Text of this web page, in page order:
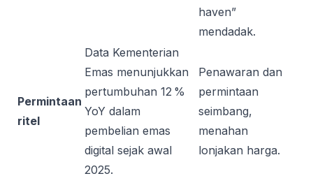
haven”
mendadak.
Permintaan
ritel
Data Kementerian
Emas menunjukkan
pertumbuhan 12 %
YoY dalam
pembelian emas
digital sejak awal
2025.
Penawaran dan
permintaan
seimbang,
menahan
lonjakan harga.